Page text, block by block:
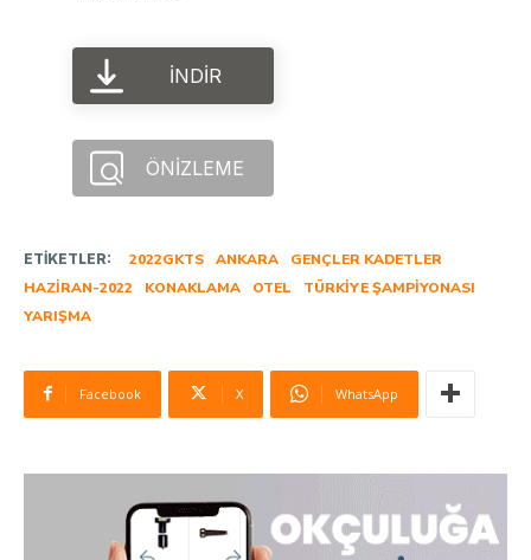
İNDIR
ÖNIZLEME
ETIKETLER: 2022GKTS ANKARA
GENÇLER KADETLER
HAZIRAN-2022
KONAKLAMA OTEL
TÜRKIYE ŞAMPIYONASI
YARIŞMA
Facebook X WhatsApp